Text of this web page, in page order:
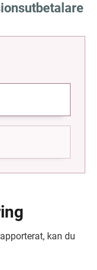
kan du